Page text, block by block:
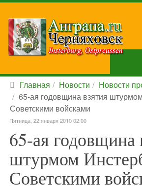
Главная Новости
Новости
65-ая годовщина взятия
Советскими войсками
Пятница, 22 января 2010 02:00
65-ая годовщина
штурмом
Советскими